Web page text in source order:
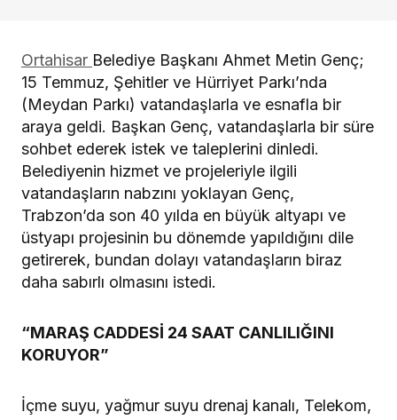
Ortahisar Belediye Başkanı Ahmet Metin Genç;
15 Temmuz, Şehitler ve Hürriyet Parkı’nda
(Meydan Parkı) vatandaşlarla ve esnafla bir
araya geldi. Başkan Genç, vatandaşlarla bir süre
sohbet ederek istek ve taleplerini dinledi.
Belediyenin hizmet ve projeleriyle ilgili
vatandaşların nabzını yoklayan Genç,
Trabzon’da son 40 yılda en büyük altyapı ve
üstyapı projesinin bu dönemde yapıldığını dile
getirerek, bundan dolayı vatandaşların biraz
daha sabırlı olmasını istedi.
“MARAŞ CADDESİ 24 SAAT CANLILIĞINI
KORUYOR”
İçme suyu, yağmur suyu drenaj kanalı, Telekom,